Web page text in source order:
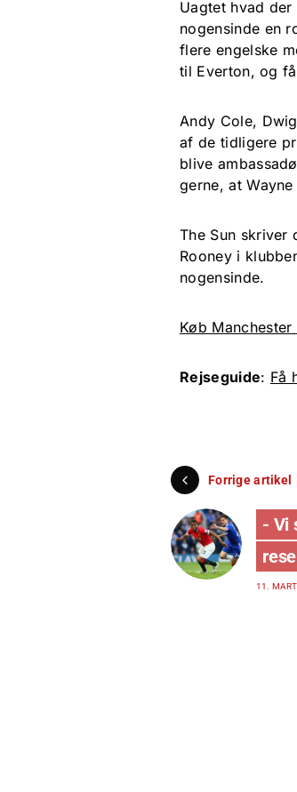
Uagtet hvad
nogensinde en
flere engelske
til Everton, og
Andy Cole,
af de tidligere
blive
gerne, at
The Sun
Rooney i
nogensinde.
Køb
Rejseguide: Få
Forrige artikel
- Vi
11.